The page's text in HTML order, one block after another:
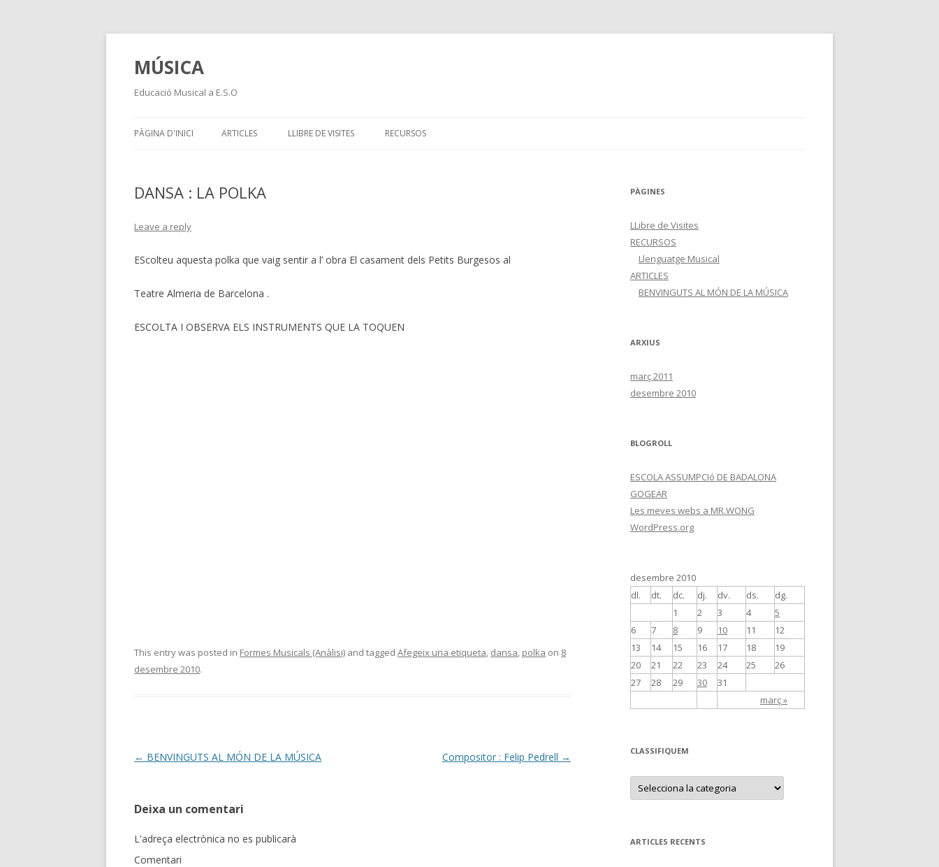
MÚSICA
Educació Musical a E.S.O
PÀGINA D'INICI ARTICLES LLIBRE DE VISITES RECURSOS
DANSA : LA POLKA
Leave a reply
EScolteu aquesta polka que vaig sentir a l’ obra El casament dels Petits Burgesos al
Teatre Almeria de Barcelona .
ESCOLTA I OBSERVA ELS INSTRUMENTS QUE LA TOQUEN
This entry was posted in Formes Musicals (Anàlisi) and tagged Afegeix una etiqueta, dansa, polka on 8
desembre 2010.
Post
← BENVINGUTS AL MÓN DE LA MÚSICA Compositor : Felip Pedrell →
Deixa un comentari
L'adreça electrònica no es publicarà
Comentari
PÀGINES
LLibre de Visites
RECURSOS
Llenguatge Musical
ARTICLES
BENVINGUTS AL MÓN DE LA MÚSICA
ARXIUS
març 2011
desembre 2010
BLOGROLL
ESCOLA ASSUMPCIó DE BADALONA
GOGEAR
Les meves webs a MR.WONG
WordPress.org
desembre 2010
dl.
dt. dc. dj. dv. ds. dg.
març »
1 2 3 4
5
6
7 8 9 10 11
12
13
14 15 16 17 18
19
20
21 22 23 24 25
26
27
28 29 30 31
CLASSIFIQUEM
C
A
F
I
ARTICLES RECENTS